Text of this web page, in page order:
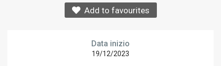
Data inizio
19/12/2023
Add to favourites